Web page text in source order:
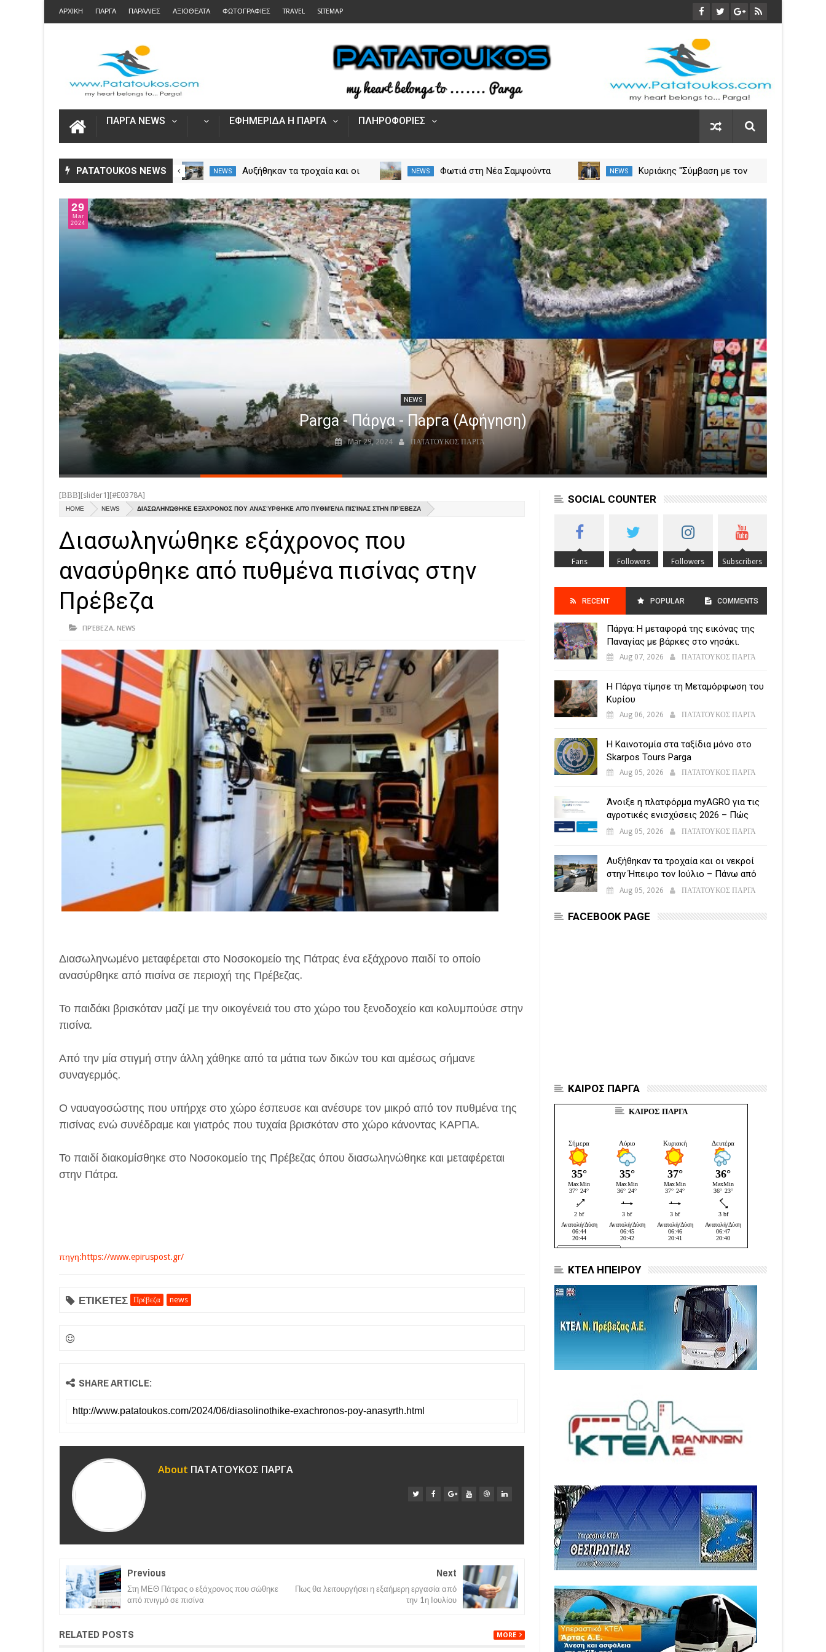
ΑΡΧΙΚΗ ΠΑΡΓΑ ΠΑΡΑΛΙΕΣ ΑΞΙΟΘΕΑΤΑ ΦΩΤΟΓΡΑΦΙΕΣ TRAVEL SITEMAP
ΠΑΡΓΑ NEWS ΕΦΗΜΕΡΙΔΑ Η ΠΑΡΓΑ ΠΛΗΡΟΦΟΡΙΕΣ
PATATOUKOS NEWS
Άνοιξε η πλατφόρμα myAGRO
για τις αγροτικές ενισχύσεις
Ενιαία Αίτηση Ενίσχυσης
NEWS
Αυξήθηκαν τα τροχαία και οι
NEWS
Φωτιά στη Νέα Σαμψούντα
NEWS
Κυριάκης "Σύμβαση με τον
χρηματοδότηση της
λειτουργίας του"
29
Mar
2024
NEWS
Parga - Πάργα - Парга (Αφήγηση)
Mar 29, 2024 ΠΑΤΑΤΟΥΚΟΣ ΠΑΡΓΑ
[ΒΒΒ][slider1][#E0378A]
HOME NEWS ΔΙΑΣΩΛΗΝΏΘΗΚΕ ΕΞΆΧΡΟΝΟΣ ΠΟΥ ΑΝΑΣΎΡΘΗΚΕ ΑΠΌ ΠΥΘΜΈΝΑ ΠΙΣΊΝΑΣ ΣΤΗΝ ΠΡΈΒΕΖΑ
Διασωληνώθηκε εξάχρονος που
ανασύρθηκε από πυθμένα πισίνας στην
Πρέβεζα
ΠΡΈΒΕΖΑ, NEWS
Διασωληνωμένο μεταφέρεται στο Νοσοκομείο της Πάτρας ένα εξάχρονο παιδί το οποίο
ανασύρθηκε από πισίνα σε περιοχή της Πρέβεζας.
Το παιδάκι βρισκόταν μαζί με την οικογένειά του στο χώρο του ξενοδοχείο και κολυμπούσε στην
πισίνα.
Από την μία στιγμή στην άλλη χάθηκε από τα μάτια των δικών του και αμέσως σήμανε
συναγερμός.
Ο ναυαγοσώστης που υπήρχε στο χώρο έσπευσε και ανέσυρε τον μικρό από τον πυθμένα της
πισίνας ενώ συνέδραμε και γιατρός που τυχαία βρισκόταν στο χώρο κάνοντας ΚΑΡΠΑ.
Το παιδί διακομίσθηκε στο Νοσοκομείο της Πρέβεζας όπου διασωληνώθηκε και μεταφέρεται
στην Πάτρα.
πηγη:https://www.epiruspost.gr/
ΕΤΙΚΕΤΕΣ Πρέβεζα news
SHARE ARTICLE:
About ΠΑΤΑΤΟΥΚΟΣ ΠΑΡΓΑ
Previous
Στη ΜΕΘ Πάτρας ο εξάχρονος που σώθηκε
από πνιγμό σε πισίνα
Next
Πως θα λειτουργήσει η εξαήμερη εργασία από
την 1η Ιουλίου
RELATED POSTS MORE
SOCIAL COUNTER
Fans Followers Followers Subscribers
RECENT POPULAR
POSTS
COMMENTS
Πάργα: Η μεταφορά της εικόνας της
Παναγίας με βάρκες στο νησάκι.
Aug 07, 2026 ΠΑΤΑΤΟΥΚΟΣ ΠΑΡΓΑ
Η Πάργα τίμησε τη Μεταμόρφωση του
Κυρίου
Aug 06, 2026 ΠΑΤΑΤΟΥΚΟΣ ΠΑΡΓΑ
Η Καινοτομία στα ταξίδια μόνο στο
Skarpos Tours Parga
Aug 05, 2026 ΠΑΤΑΤΟΥΚΟΣ ΠΑΡΓΑ
Άνοιξε η πλατφόρμα myAGRO για τις
αγροτικές ενισχύσεις 2026 – Πώς
υποβάλλεται η Ενιαία Αίτηση
Aug 05, 2026 ΠΑΤΑΤΟΥΚΟΣ ΠΑΡΓΑ
Αυξήθηκαν τα τροχαία και οι νεκροί
στην Ήπειρο τον Ιούλιο – Πάνω από
5.500 παραβάσεις
Aug 05, 2026 ΠΑΤΑΤΟΥΚΟΣ ΠΑΡΓΑ
FACEBOOK PAGE
ΚΑΙΡΟΣ ΠΑΡΓΑ
ΚΑΙΡΟΣ ΠΑΡΓΑ
ΚΤΕΛ ΗΠΕΙΡΟΥ